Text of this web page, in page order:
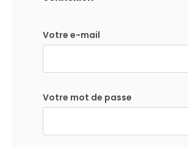
Votre e-mail
Votre mot de passe